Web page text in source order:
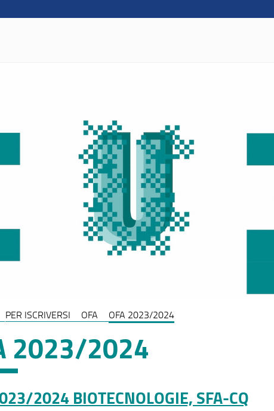
PER ISCRIVERSI OFA OFA 2023/2024
2023/2024
2024 BIOTECNOLOGIE, SFA-CQ